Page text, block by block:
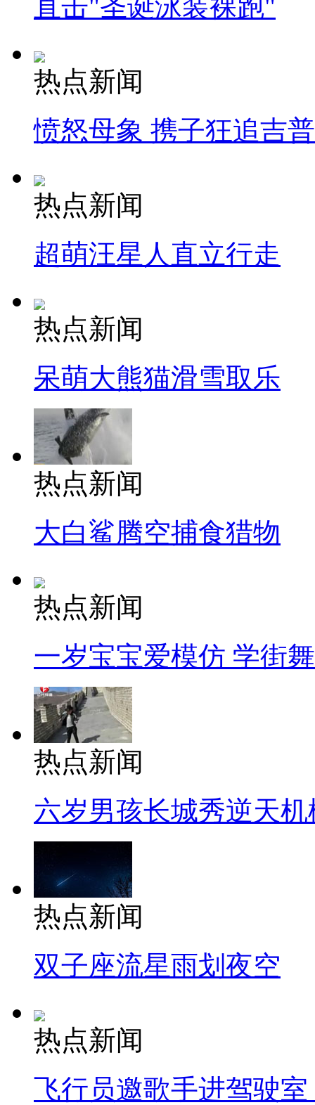
直击"圣诞泳装裸跑"
热点新闻
愤怒母象 携子狂追吉
热点新闻
超萌汪星人直立行走
热点新闻
呆萌大熊猫滑雪取乐
热点新闻
大白鲨腾空捕食猎物
热点新闻
一岁宝宝爱模仿 学街
热点新闻
六岁男孩长城秀逆天机
热点新闻
双子座流星雨划夜空
热点新闻
飞行员邀歌手进驾驶